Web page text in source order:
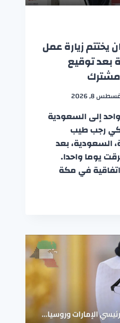
يختتم زيارة عمل
بعد توقيع
مشترك
8, 2026
إلى السعودية
رجب طيب
السعودية، بعد
يوما واحدا.
في مكة